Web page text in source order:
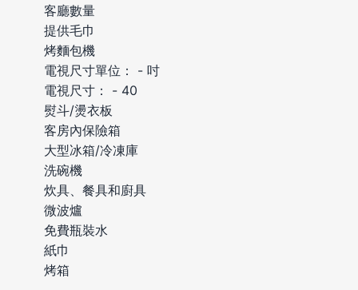
客廳數量
提供毛巾
烤麵包機
電視尺寸單位： - 吋
電視尺寸： - 40
熨斗/燙衣板
客房內保險箱
大型冰箱/冷凍庫
洗碗機
炊具、餐具和廚具
微波爐
免費瓶裝水
紙巾
烤箱